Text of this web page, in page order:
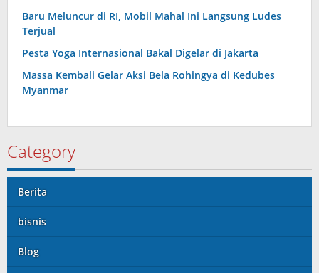
Baru Meluncur di RI, Mobil Mahal Ini Langsung Ludes
Terjual
Pesta Yoga Internasional Bakal Digelar di Jakarta
Massa Kembali Gelar Aksi Bela Rohingya di Kedubes
Myanmar
Category
Berita
bisnis
Blog